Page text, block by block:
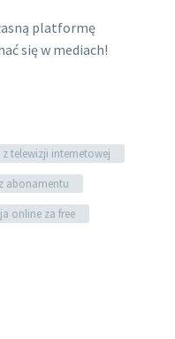
platformę
się w mediach!
z telewizji internetowej
abonamentu
online za free